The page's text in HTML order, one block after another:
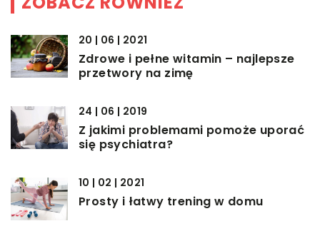
20 | 06 | 2021
Zdrowe i pełne witamin – najlepsze
przetwory na zimę
24 | 06 | 2019
Z jakimi problemami pomoże uporać
się psychiatra?
10 | 02 | 2021
Prosty i łatwy trening w domu